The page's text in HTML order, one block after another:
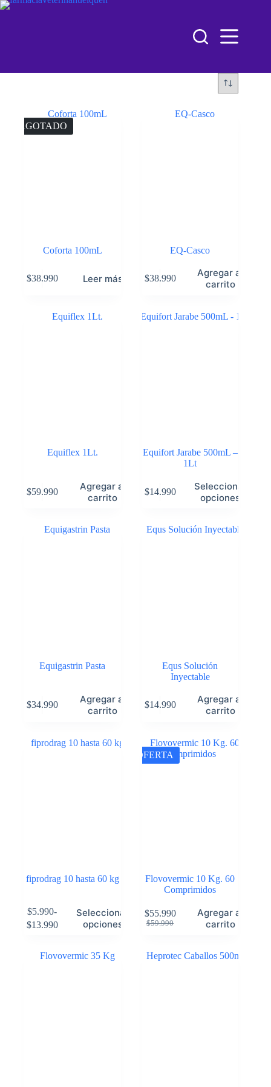
AGOTADO
Coforta 100mL
$38.990 Leer más
EQ-Casco
$38.990
Agregar al
carrito
Equiflex 1Lt.
$59.990
Agregar al
carrito
Equifort Jarabe 500mL –
1Lt
$14.990
Seleccionar
opciones
Equigastrin Pasta
$34.990
Agregar al
carrito
Equs Solución
Inyectable
$14.990
Agregar al
carrito
fiprodrag 10 hasta 60 kg
$5.990-
$13.990
Seleccionar
opciones
OFERTA
Flovovermic 10 Kg. 60
Comprimidos
$59.990
$55.990
Agregar al
carrito